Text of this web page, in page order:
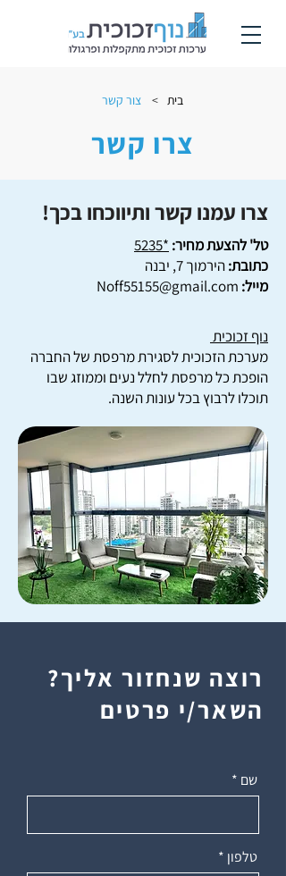
בית > צור קשר
צרו קשר
צרו עמנו קשר ותיווכחו בכך!
טל' להצעת מחיר: *5235
כתובת:הירמוך 7, יבנה
מייל: Noff55155@gmail.com
נוף זכוכית
מערכת הזכוכית לסגירת מרפסת של החברה
הופכת כל מרפסת לחלל נעים וממוזג שבו
תוכלו לרבוץ בכל עונות השנה.
רוצה שנחזור אליך?
השאר/י פרטים
שם
טלפון